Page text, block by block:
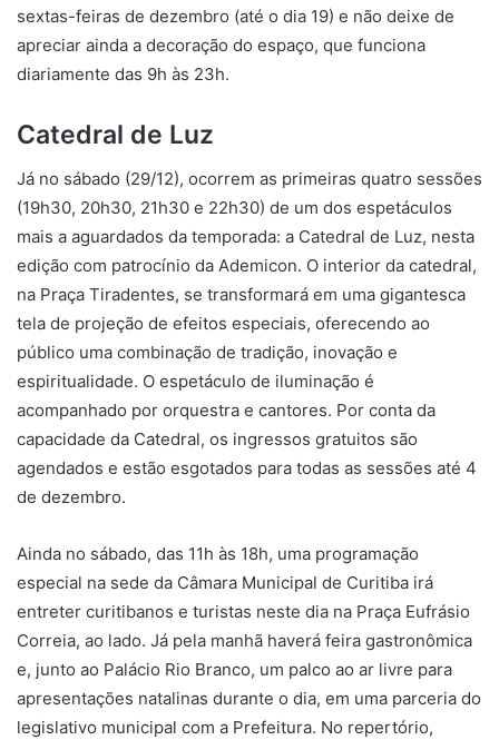
sextas-feiras de dezembro (até o dia 19) e não deixe de
apreciar ainda a decoração do espaço, que funciona
diariamente das 9h às 23h.
Catedral de Luz
Já no sábado (29/12), ocorrem as primeiras quatro sessões
(19h30, 20h30, 21h30 e 22h30) de um dos espetáculos
mais a aguardados da temporada: a Catedral de Luz, nesta
edição com patrocínio da Ademicon. O interior da catedral,
na Praça Tiradentes, se transformará em uma gigantesca
tela de projeção de efeitos especiais, oferecendo ao
público uma combinação de tradição, inovação e
espiritualidade. O espetáculo de iluminação é
acompanhado por orquestra e cantores. Por conta da
capacidade da Catedral, os ingressos gratuitos são
agendados e estão esgotados para todas as sessões até 4
de dezembro.
Ainda no sábado, das 11h às 18h, uma programação
especial na sede da Câmara Municipal de Curitiba irá
entreter curitibanos e turistas neste dia na Praça Eufrásio
Correia, ao lado. Já pela manhã haverá feira gastronômica
e, junto ao Palácio Rio Branco, um palco ao ar livre para
apresentações natalinas durante o dia, em uma parceria do
legislativo municipal com a Prefeitura. No repertório,